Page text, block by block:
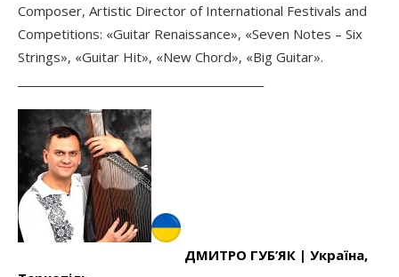
Composer, Artistic Director of International Festivals and
Competitions: «Guitar Renaissance», «Seven Notes – Six
Strings», «Guitar Hit», «New Chord», «Big Guitar».
ДМИТРО ГУБ’ЯК | Україна,